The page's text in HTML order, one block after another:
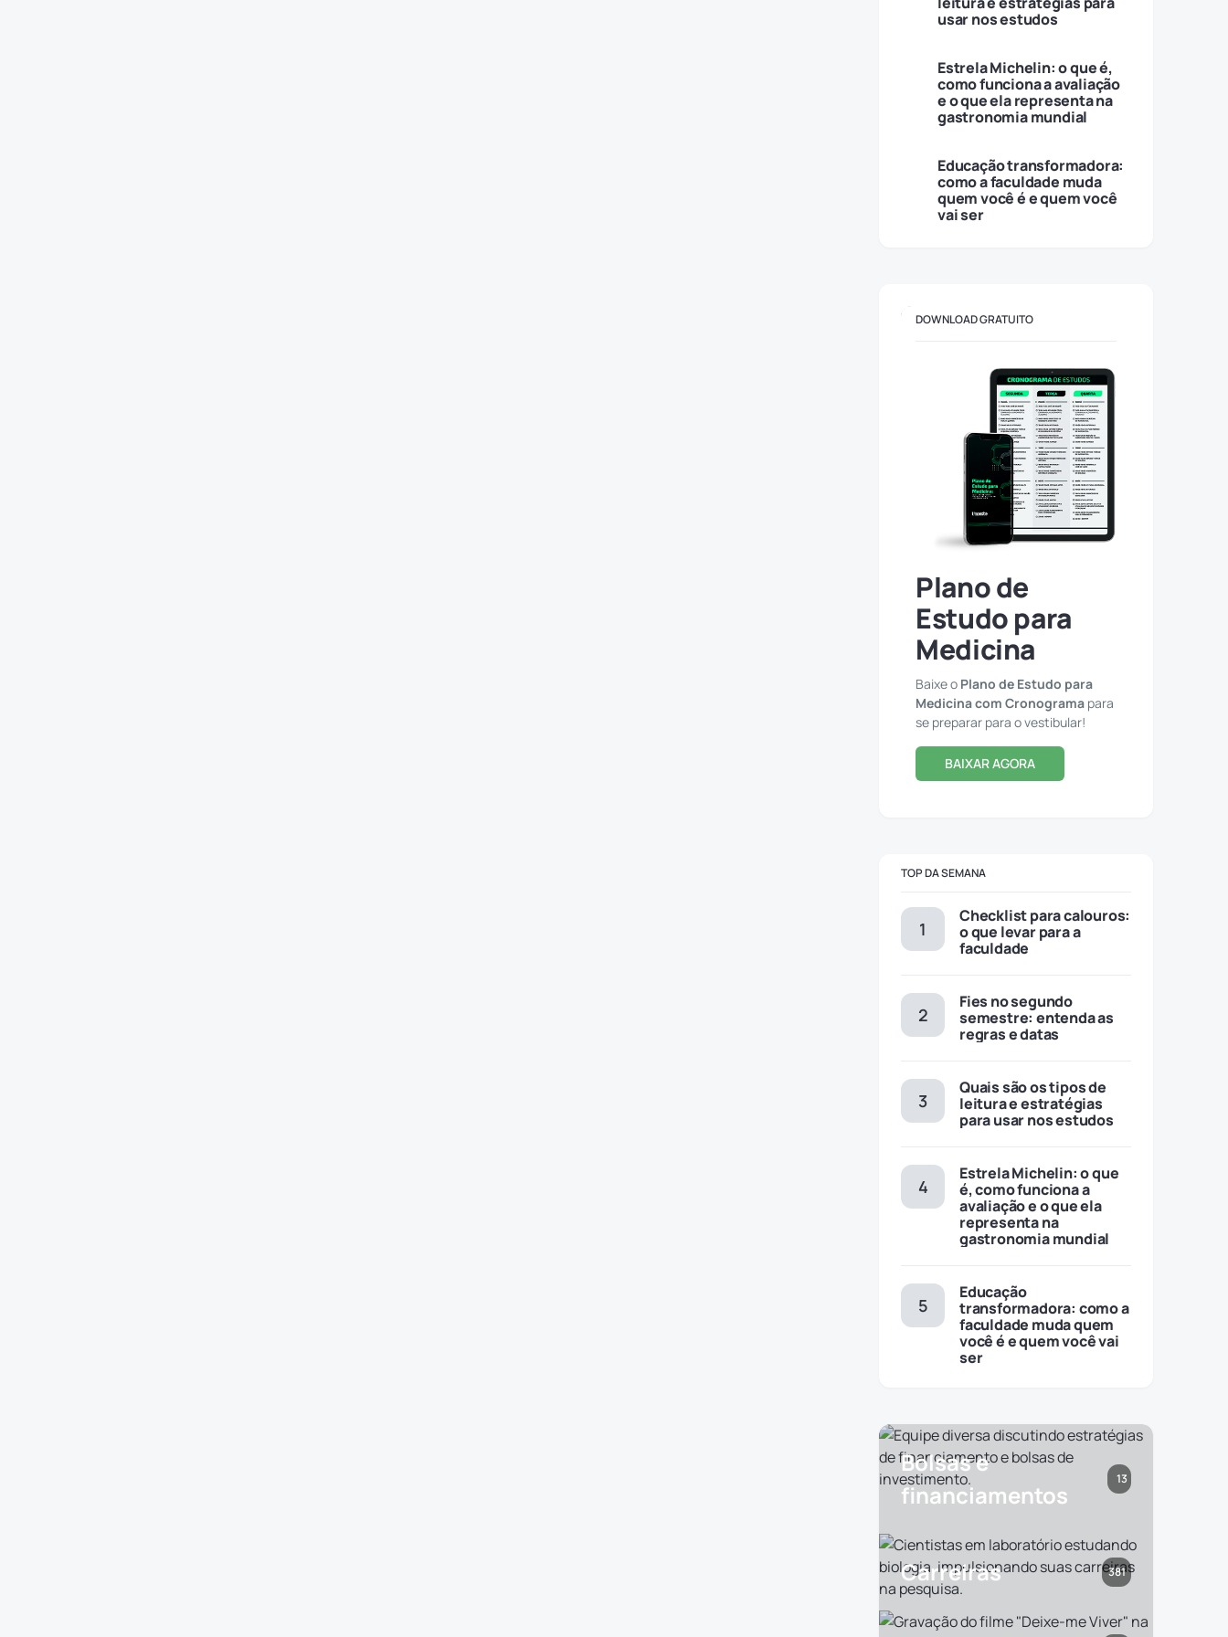
usar nos estudos
Estrela Michelin: o que é,
como funciona a avaliação
e o que ela representa na
gastronomia mundial
Educação transformadora:
como a faculdade muda
quem você é e quem você
vai ser
DOWNLOAD GRATUITO
Plano de
Estudo para
Medicina
Baixe o Plano de Estudo para
Medicina com Cronograma
se preparar para o vestibular!
BAIXAR AGORA
TOP DA SEMANA
Checklist para calouros:
o que levar para a
faculdade
Fies no segundo
semestre: entenda as
regras e datas
Quais são os tipos de
leitura e estratégias
para usar nos estudos
Estrela Michelin: o que
é, como funciona a
avaliação e o que ela
representa na
gastronomia mundial
Educação
transformadora: como a
faculdade muda quem
você é e quem você vai
ser
Bolsas e
financiamentos
13
Carreiras 381